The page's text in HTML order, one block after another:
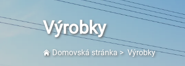
Výrobky
Domovská stránka> Výrobky